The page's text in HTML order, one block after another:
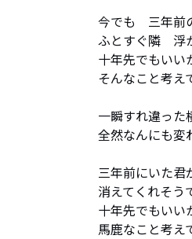
今でも　三年前
ふとすぐ隣　浮
十年先でもいい
そんなこと考え
一瞬すれ違った
全然なんにも変
三年前にいた君
消えてくれそう
十年先でもいい
馬鹿なこと考え